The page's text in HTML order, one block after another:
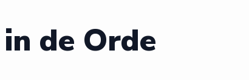
de Orde